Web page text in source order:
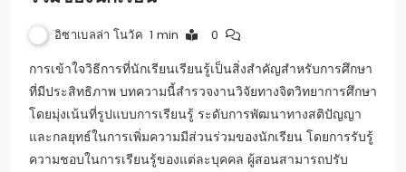
อิซาเบลล่า โนวัค 1 min 0
การเข้าใจวิธีการที่นักเรียนเรียนรู้เป็นสิ่งสำคัญสำหรับการศึกษา
ที่มีประสิทธิภาพ บทความนี้สำรวจงานวิจัยทางจิตวิทยาการศึกษา
โดยมุ่งเน้นที่รูปแบบการเรียนรู้ ระดับการพัฒนาทางสติปัญญา
และกลยุทธ์ในการเพิ่มความมีส่วนร่วมของนักเรียน โดยการรับรู้
ความชอบในการเรียนรู้ของแต่ละบุคคล ผู้สอนสามารถปรับ